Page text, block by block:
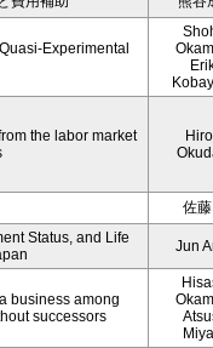
Experimental
the labor market
佐
Status, and Life
Jun
business among
successors